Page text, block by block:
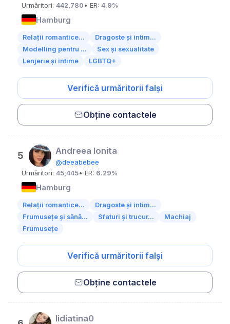
Urmăritori: 442,780 • ER: 4.9%
Hamburg
Relații romantice...
Dragoste și intim...
Modelling pentru ...
Sex și sexualitate
Lenjerie și intime
LGBTQ+
Verifică urmăritorii falși
Obține contactele
5 Andreea Ionita
@deeabebee
Urmăritori: 45,445• ER: 6.29%
Hamburg
Relații romantice...
Dragoste și intim...
Frumusețe și sănă...
Sfaturi și trucur...
Machiaj
Frumusețe
Verifică urmăritorii falși
Obține contactele
lidiatina0